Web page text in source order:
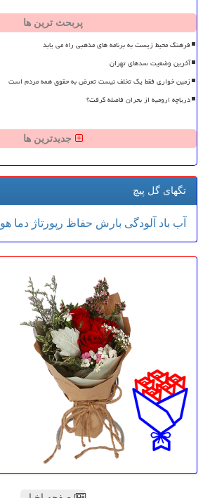
پربحث ترین ها
فرهنگ محیط زیست به برنامه های مذهبی راه می یابد
آخرین وضعیت سدهای تهران
زمین خواری فقط یک تخلف نیست تعرض به حقوق همه مردم است
دریاچه ارومیه از بحران فاصله گرفت؟
جدیدترین ها
تگهای گل پیچ
آب باد آلودگی بارش حفاظ رپورتاژ دما هوا